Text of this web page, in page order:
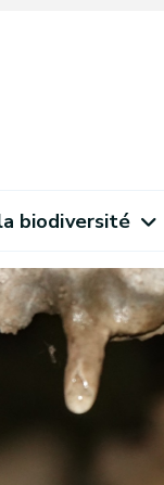
biodiversité